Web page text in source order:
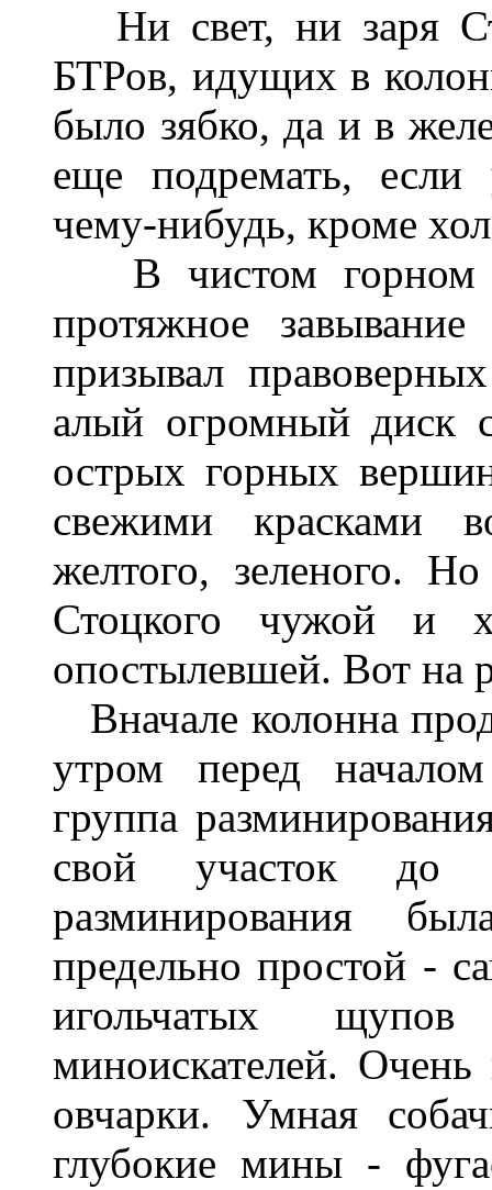
Ни свет, ни заря
БТРов, идущих в
было зябко, да и в
еще подремать, если
чему-нибудь, кроме
В чистом горном
протяжное
призывал
алый огромный диск
острых горных
свежими красками
желтого, зеленого.
Стоцкого чужой и
опостылевшей. Вот на
Вначале колонна
утром перед
группа
свой участок до
разминирования
предельно простой -
игольчатых
миноискателей.
овчарки. Умная
глубокие мины -